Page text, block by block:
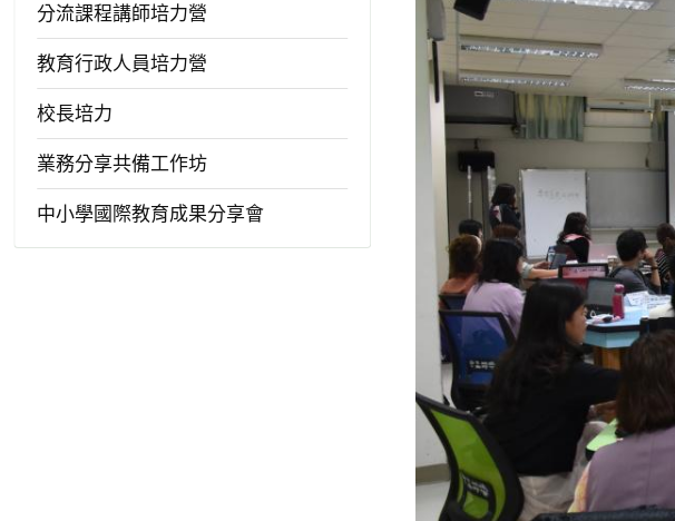
分流課程講師培力營
教育行政人員培力營
校長培力
業務分享共備工作坊
中小學國際教育成果分享會